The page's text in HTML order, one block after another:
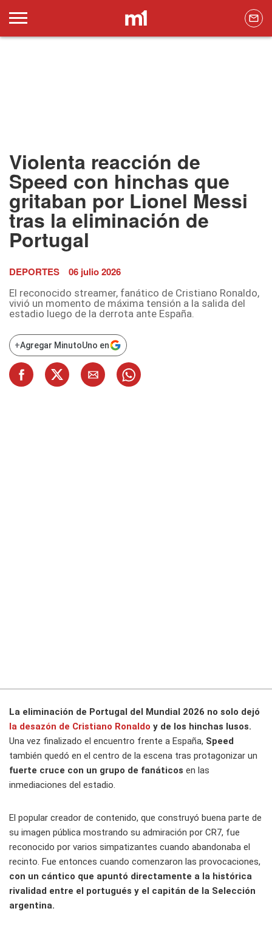
Violenta reacción de
Speed con hinchas que
gritaban por Lionel Messi
tras la eliminación de
Portugal
DEPORTES 06 julio 2026
El reconocido streamer, fanático de Cristiano Ronaldo,
vivió un momento de máxima tensión a la salida del
estadio luego de la derrota ante España.
+Agregar MinutoUno en
La eliminación de Portugal del Mundial 2026 no solo dejó
la desazón de Cristiano Ronaldo y de los hinchas lusos.
Una vez finalizado el encuentro frente a España, Speed
también quedó en el centro de la escena tras protagonizar un
fuerte cruce con un grupo de fanáticos en las
inmediaciones del estadio.
El popular creador de contenido, que construyó buena parte de
su imagen pública mostrando su admiración por CR7, fue
reconocido por varios simpatizantes cuando abandonaba el
recinto. Fue entonces cuando comenzaron las provocaciones,
con un cántico que apuntó directamente a la histórica
rivalidad entre el portugués y el capitán de la Selección
argentina.